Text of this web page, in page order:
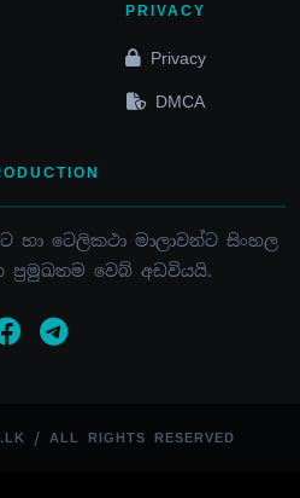
PRIVACY
Privacy
DMCA
හා ටෙලිකථා මාලාවන්ට සිංහල
ප්‍රමුඛතම වෙබ් අඩවියයි.
/ ALL RIGHTS RESERVED